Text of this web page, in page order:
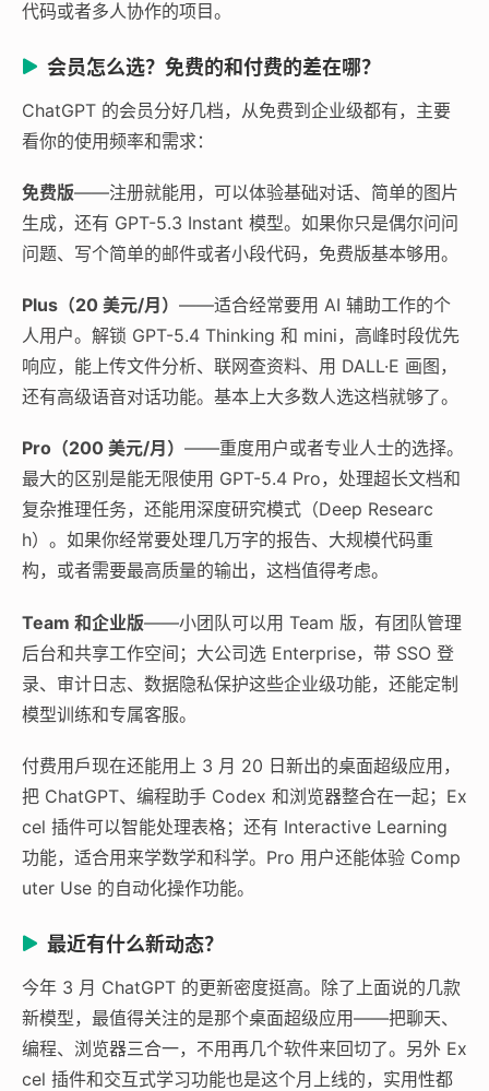
代码或者多人协作的项目。
会员怎么选？免费的和付费的差在哪？
ChatGPT 的会员分好几档，从免费到企业级都有，主要
看你的使用频率和需求：
免费版——注册就能用，可以体验基础对话、简单的图片
生成，还有 GPT-5.3 Instant 模型。如果你只是偶尔问问
问题、写个简单的邮件或者小段代码，免费版基本够用。
Plus（20 美元/月） ——适合经常要用 AI 辅助工作的个
人用户。解锁 GPT-5.4 Thinking 和 mini，高峰时段优先
响应，能上传文件分析、联网查资料、用 DALL·E 画图，
还有高级语音对话功能。基本上大多数人选这档就够了。
Pro（200 美元/月） ——重度用户或者专业人士的选择。
最大的区别是能无限使用 GPT-5.4 Pro，处理超长文档和
复杂推理任务，还能用深度研究模式（Deep Researc
h）。如果你经常要处理几万字的报告、大规模代码重
构，或者需要最高质量的输出，这档值得考虑。
Team 和企业版——小团队可以用 Team 版，有团队管理
后台和共享工作空间；大公司选 Enterprise，带 SSO 登
录、审计日志、数据隐私保护这些企业级功能，还能定制
模型训练和专属客服。
付费用戶现在还能用上 3 月 20 日新出的桌面超级应用，
把 ChatGPT、编程助手 Codex 和浏览器整合在一起；Ex
cel 插件可以智能处理表格；还有 Interactive Learning
功能，适合用来学数学和科学。Pro 用户还能体验 Comp
uter Use 的自动化操作功能。
最近有什么新动态？
今年 3 月 ChatGPT 的更新密度挺高。除了上面说的几款
新模型，最值得关注的是那个桌面超级应用——把聊天、
编程、浏览器三合一，不用再几个软件来回切了。另外 Ex
cel 插件和交互式学习功能也是这个月上线的，实用性都